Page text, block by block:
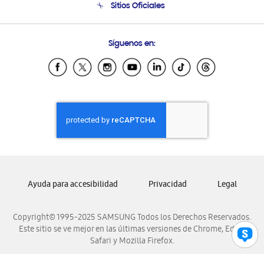
Condiciones de Compra
Soporte vía eMail
Sitios Oficiales
Samsung Ecuador
Samsung El Salvador
Samsung Honduras
Samsung Nicaragua
Samsung Panamá
Samsung Venezuela
Síguenos en:
Copyright© 1995-2025 SAMSUNG Todos los Derechos Reservados.
Este sitio se ve mejor en las últimas versiones de Chrome, Edge,
Safari y Mozilla Firefox.
Ayuda para accesibilidad Privacidad Legal